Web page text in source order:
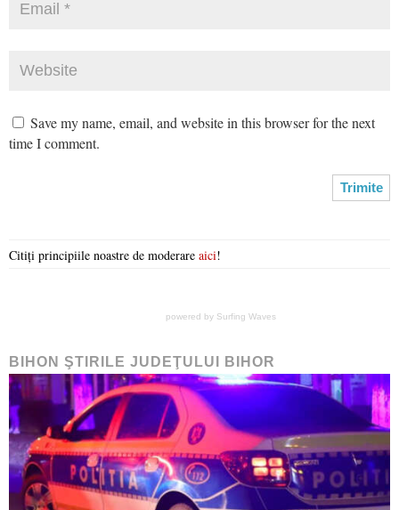
Save my name, email, and website in this browser for the next
time I comment.
Citiți principiile noastre de moderare aici!
powered by Surfing Waves
BIHON ŞTIRILE JUDEŢULUI BIHOR